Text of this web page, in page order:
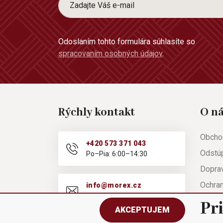
Odoslaním tohto formulára súhlasíte so
spracovaním osobných údajov.
Rýchly kontakt
+420 573 371 043
Po–Pia: 6:00–14:30
info@morex.cz
Po–Pia: 6:00–14:30
O
AKCEPTUJEM